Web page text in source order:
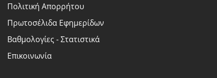
Πολιτική Απορρήτου
Πρωτοσέλιδα Εφημερίδων
Βαθμολογίες - Στατιστικά
Επικοινωνία